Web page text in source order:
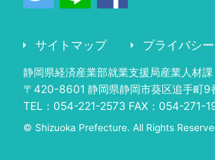
サイトマップ プライバシ
静岡県経済産業部就業支援局産業人材課
〒420-8601 静岡県静岡市葵区追手町9
TEL：054-221-2573 FAX：054-271-
© Shizuoka Prefecture. All Rights